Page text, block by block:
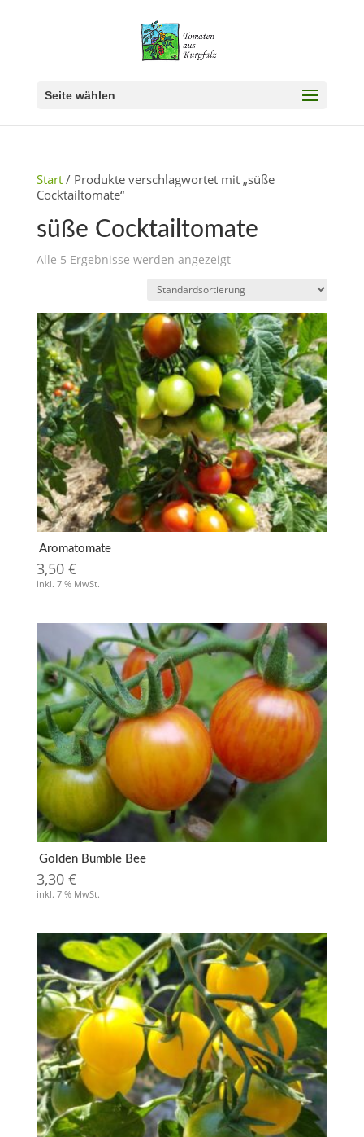
Seite wählen
Start/ Produkte verschlagwortet mit „süße
Cocktailtomate“
süße Cocktailtomate
Alle 5 Ergebnisse werden angezeigt
Aromatomate
3,50 €
inkl. 7 % MwSt.
Golden Bumble Bee
3,30 €
inkl. 7 % MwSt.